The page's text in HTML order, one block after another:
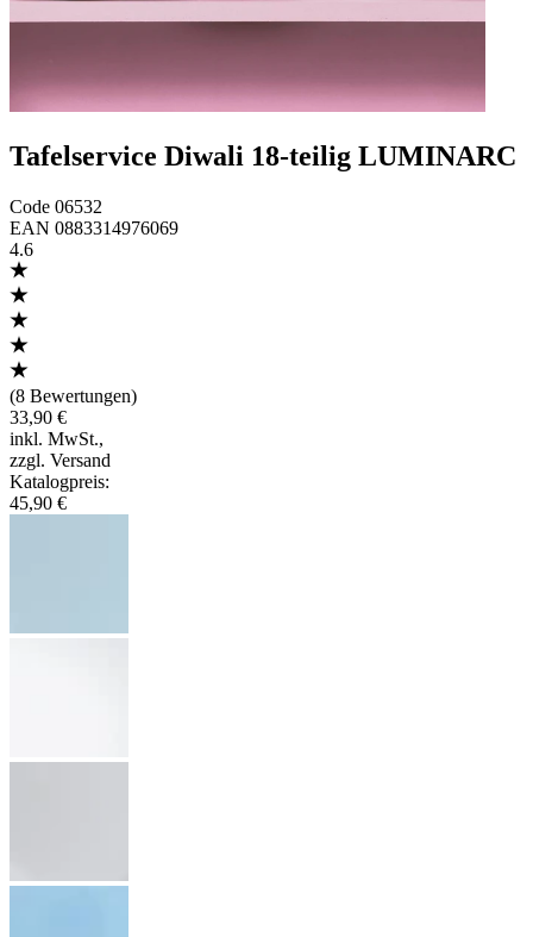
Tafelservice Diwali 18-teilig LUMINARC
Code 06532
EAN 0883314976069
4.6
(8 Bewertungen)
33,90 €
inkl. MwSt.,
zzgl. Versand
Katalogpreis:
45,90 €